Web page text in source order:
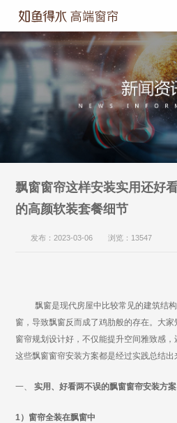
飘窗窗帘这样安装实用还好
的高颜软装套餐细节
发布：2023-03-06 浏览：13547
飘窗是现代房屋中比较常见的建筑结
窗，导致飘窗反而成了鸡肋般的存在。大
窗帘规划设计好，不仅能提升空间雅致感
这些飘窗窗帘安装方案都是经过实践总结出
一、实用、好看两不误的飘窗窗帘安装方案
1） 窗帘全装在飘窗中